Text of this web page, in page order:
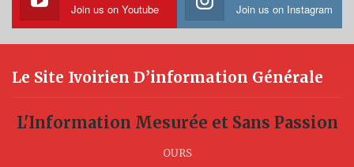
Join us on Youtube Join us on Instagram
Le Site Ivoirien D’information Générale
L'Information Mesurée et Sans Passion
OURS